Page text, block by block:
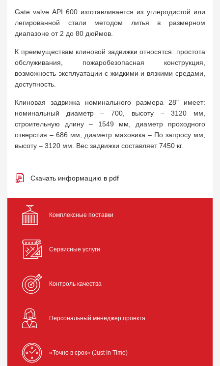
Gate valve API 600 изготавливается из углеродистой или
легированной стали методом литья в размерном
диапазоне от 2 до 80 дюймов.
К преимуществам клиновой задвижки относятся: простота
обслуживания, пожаробезопасная конструкция,
возможность эксплуатации с жидкими и вязкими средами,
доступность.
Клиновая задвижка номинального размера 28" имеет:
номинальный диаметр – 700, высоту – 3120 мм,
строительную длину – 1549 мм, диаметр проходного
отверстия – 686 мм, диаметр маховика – По запросу мм,
высоту – 3120 мм. Вес задвижки составляет 7450 кг.
Скачать информацию в pdf
Комплексные поставки
Сервисные услуги
Контроль качества
Персональный менеджер проекта
«Точно в срок» (Just In Time)